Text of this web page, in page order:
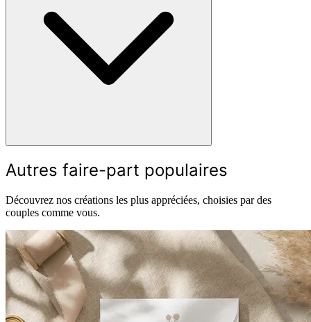
Autres faire-part populaires
Découvrez nos créations les plus appréciées, choisies par des
couples comme vous.